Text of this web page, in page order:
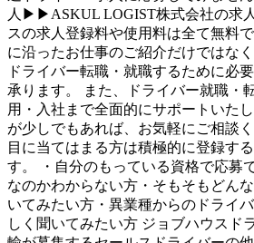
人▶▶ASKUL LOGIST株式会社の求
スの求人登録料や使用料は全て無料
に沿ったお仕事のご紹介だけではな
ドライバー転職・就職するために必
承ります。 また、ドライバー就職・
用・入社まで全面的にサポートいた
が少しでもあれば、お気軽にご相談
目に当てはまる方は積極的に登録す
す。 ・自分のもっている資格で応募
なのかわからない方・そもそもどん
いてみたい方・異業種からのドライ
しく聞いてみたい方 ジョブハウスド